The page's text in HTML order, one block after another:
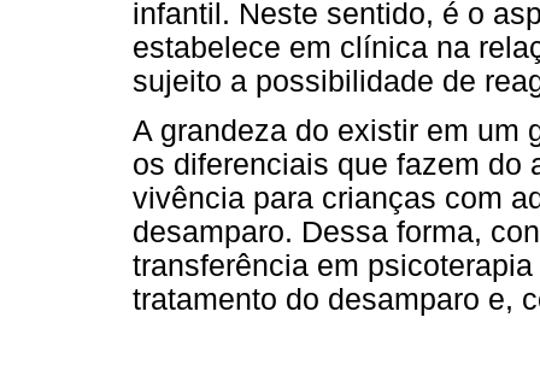
infantil. Neste sentido, é o
estabelece em clínica na
sujeito a possibilidade de
A grandeza do existir em um
os diferenciais que fazem do
vivência para crianças com
desamparo. Dessa forma,
transferência em
tratamento do desamparo e,